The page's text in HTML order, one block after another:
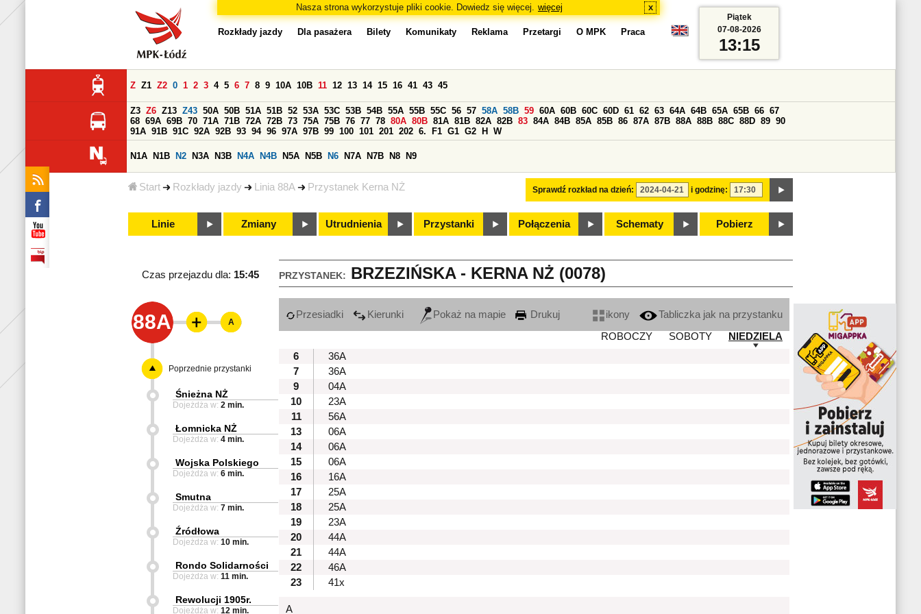
Nasza strona wykorzystuje pliki cookie. Dowiedz się więcej. więcej x
Start Rozkłady jazdy Linia 88A Przystanek Kerna NŻ
Rozkłady jazdy Dla pasażera Bilety Komunikaty Reklama Przetargi O MPK Praca
Sprawdź rozkład na dzień: i godzinę:
Z Z1 Z2 0 1 2 3 4 5 6 7 8 9 10A 10B 11 12 13 14 15 16 41 43 45
Z3 Z6 Z13 Z43 50A 50B 51A 51B 52 53A 53C 53B 54B 55A 55B 55C 56 57 58A 58B 59 60A 60B 60C 60D 61 62 63 64A 64B 65A 65B 66 67
68 69A 69B 70 71A 71B 72A 72B 73 75A 75B 76 77 78 80A 80B 81A 81B 82A 82B 83 84A 84B 85A 85B 86 87A 87B 88A 88B 88C 88D 89 90
91A 91B 91C 92A 92B 93 94 96 97A 97B 99 100 101 201 202 6. F1 G1 G2 H W
N1A N1B N2 N3A N3B N4A N4B N5A N5B N6 N7A N7B N8 N9
Linie Zmiany Utrudnienia Przystanki Połączenia Schematy Pobierz
Piątek
07-08-2026
13:15
PRZYSTANEK: BRZEZIŃSKA - KERNA NŻ (0078)
Czas przejazdu dla: 15:45
88A Przesiadki Kierunki Pokaż na mapie Drukuj ikony
Tabliczka jak na przystanku
ROBOCZY
SOBOTY
NIEDZIELA
6
36A
7
36A
9
04A
10
23A
11
56A
13
06A
14
06A
15
06A
16
16A
17
25A
18
25A
19
23A
20
44A
21
44A
22
46A
23
41x
A
A
Poprzednie przystanki
Śnieżna NŻ
Dojeżdża w: 2 min.
Łomnicka NŻ
Dojeżdża w: 4 min.
Wojska Polskiego
Dojeżdża w: 6 min.
Smutna
Dojeżdża w: 7 min.
Źródłowa
Dojeżdża w: 10 min.
Rondo Solidarności
Dojeżdża w: 11 min.
Rewolucji 1905r.
Dojeżdża w: 12 min.